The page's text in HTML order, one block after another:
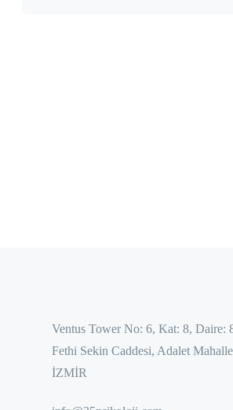
Ventus Tower No: 6, Kat: 8, Daire:
Fethi Sekin Caddesi, Adalet
İZMİR